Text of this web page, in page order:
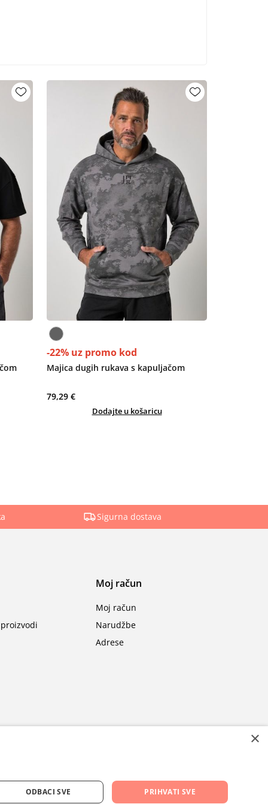
-22% uz promo kod
Majica dugih rukava s kapuljačom
79,29 €
Dodajte u košaricu
Sigurna dostava
Moj račun
Moj račun
Narudžbe
Adrese
×
PRIHVATI SVE
ODBACI SVE